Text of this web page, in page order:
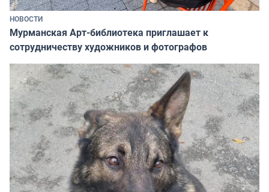
НОВОСТИ
Мурманская Арт-библиотека приглашает к
сотрудничеству художников и фотографов